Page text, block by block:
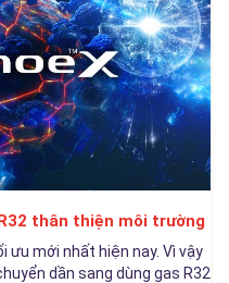
thân thiện môi trường
ưu mới nhất hiện nay. Vì vậy
dần sang dùng gas R32